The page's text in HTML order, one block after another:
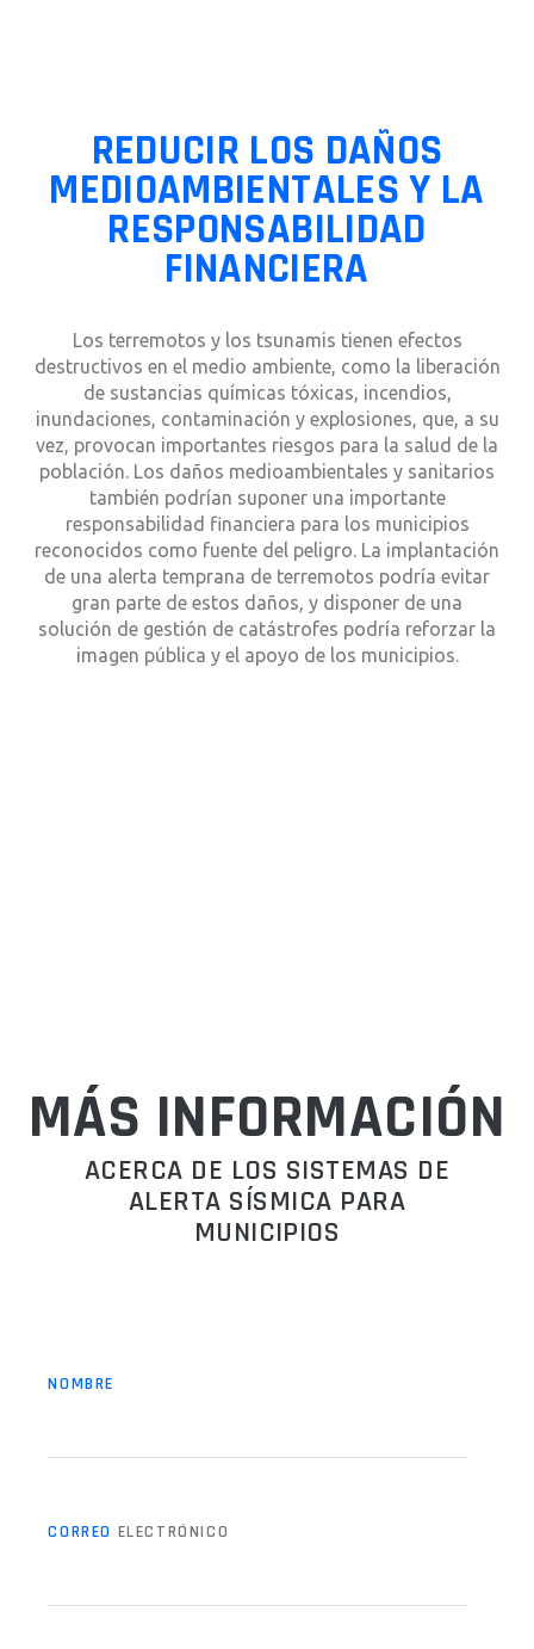
REDUCIR LOS DAÑOS
MEDIOAMBIENTALES Y LA
RESPONSABILIDAD
FINANCIERA
Los terremotos y los tsunamis tienen efectos
destructivos en el medio ambiente, como la liberación
de sustancias químicas tóxicas, incendios,
inundaciones, contaminación y explosiones, que, a su
vez, provocan importantes riesgos para la salud de la
población. Los daños medioambientales y sanitarios
también podrían suponer una importante
responsabilidad financiera para los municipios
reconocidos como fuente del peligro. La implantación
de una alerta temprana de terremotos podría evitar
gran parte de estos daños, y disponer de una
solución de gestión de catástrofes podría reforzar la
imagen pública y el apoyo de los municipios.
MÁS INFORMACIÓN
ACERCA DE LOS SISTEMAS DE
ALERTA SÍSMICA PARA
MUNICIPIOS
NOMBRE
CORREO ELECTRÓNICO